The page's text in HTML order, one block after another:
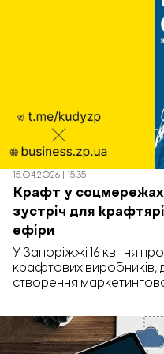
немає клієнтів – є
Втім, думки людей
15.04.2026 | 15:35
Крафт у
зустріч для
ефіри
У Запоріжжі 16 квітня
крафтових виробників,
створення
канал «Куди піти у